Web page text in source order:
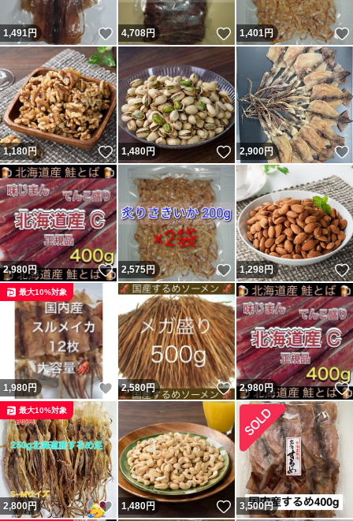
1,491円 いいね！
4,708円 いいね！
1,401円
1,180円 いいね！
1,480円 いいね！
2,900円
2,980円 いいね！
2,575円 いいね！
1,298円
1,980円 いいね！
最大10%対象
2,580円 いいね！
2,980円
2,800円 いいね！
最大10%対象
1,480円 いいね！
3,500円